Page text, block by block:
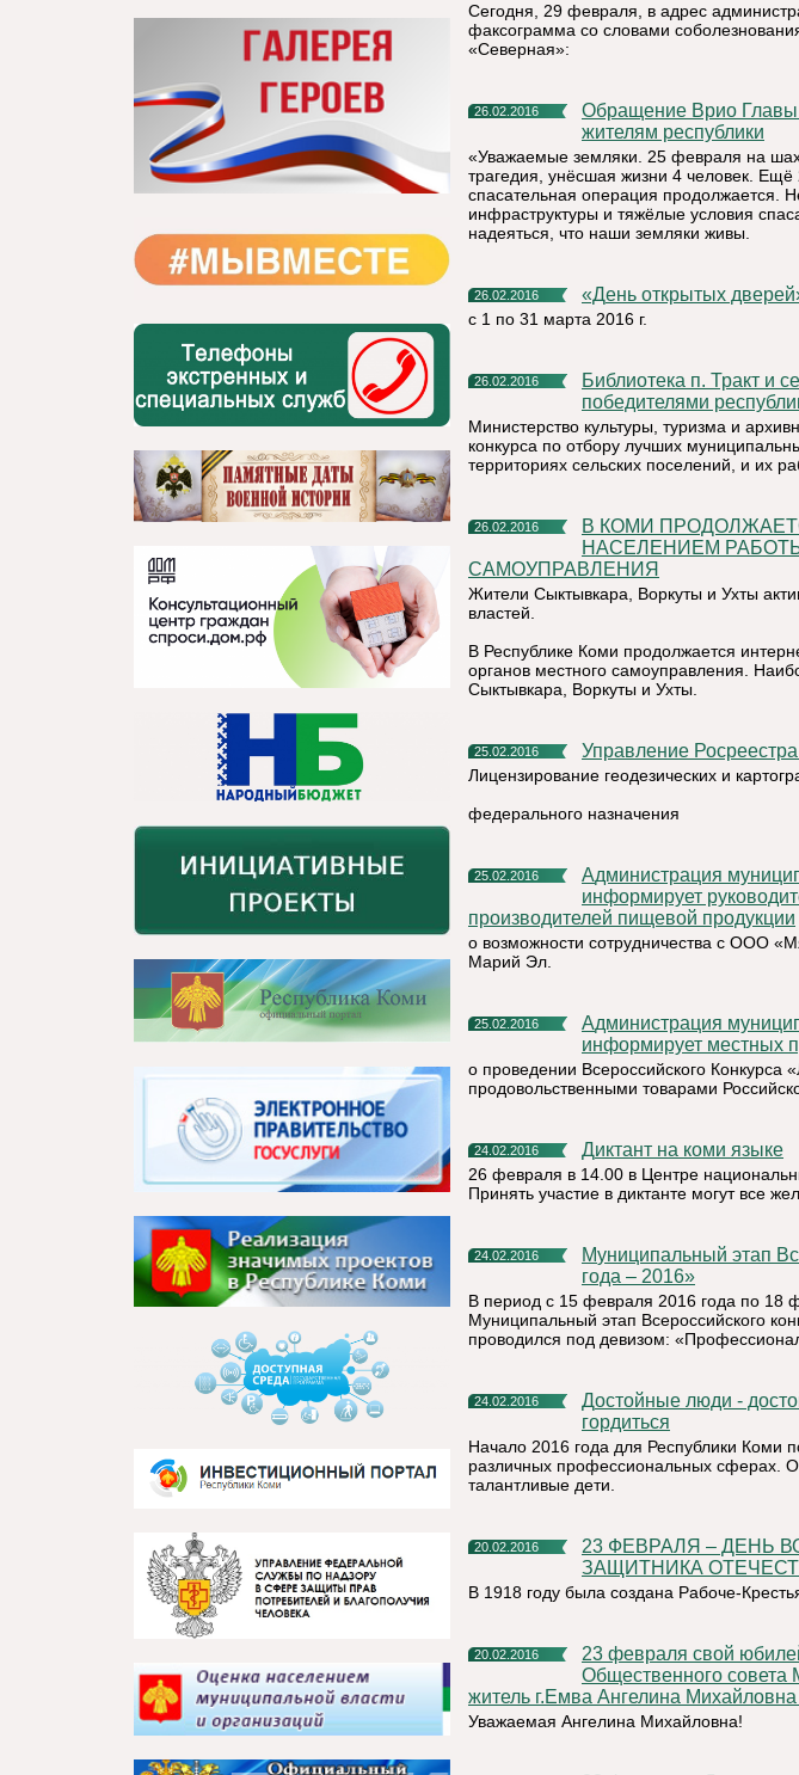
Сегодня, 29 февраля, в адрес
факсограмма со словами
«Северная»:
26.02.2016
Обращение Врио Главы Республики Коми Сергея Гапликова к
жителям республики
«Уважаемые земляки. 25 февраля на
трагедия, унёсшая жизни 4 человек. Ещё
спасательная операция продолжается.
инфраструктуры и тяжёлые условия
надеяться, что наши земляки живы.
26.02.2016 «День открытых
с 1 по 31 марта 2016 г.
26.02.2016
Библиотека п. Тракт и сельский клуб п. Ляли стали
победителями
Министерство культуры, туризма и
конкурса по отбору лучших
территориях сельских поселений, и их
26.02.2016
В КОМИ ПРОДОЛЖАЕТСЯ ИНТЕРНЕТ-ОПРОС ПО ОЦЕНКЕ
НАСЕЛЕНИЕМ
САМОУПРАВЛЕНИЯ
Жители Сыктывкара, Воркуты и Ухты
властей.
В Республике Коми продолжается
органов местного самоуправления.
Сыктывкара, Воркуты и Ухты.
25.02.2016 Управление
Лицензирование геодезических и
федерального назначения
25.02.2016
Администрация муниципального района «Княжпогостский»
информирует
производителей пищевой продукции
о возможности сотрудничества с ООО
Марий Эл.
25.02.2016
Администрация муниципального района «Княжпогостский»
информирует местных
о проведении Всероссийского Конкурса
продовольственными товарами
24.02.2016 Диктант на коми языке
26 февраля в 14.00 в Центре
Принять участие в диктанте могут все
24.02.2016
Муниципальный этап Всероссийского конкурса «Воспитатель
года – 2016»
В период с 15 февраля 2016 года по 18
Муниципальный этап Всероссийского
проводился под девизом:
24.02.2016
Достойные люди - достойные награды: республике есть кем
гордиться
Начало 2016 года для Республики Коми
различных профессиональных сферах.
талантливые дети.
20.02.2016
23 ФЕВРАЛЯ – ДЕНЬ ВОИНСКОЙ СЛАВЫ РОССИИ – ДЕНЬ
ЗАЩИТНИКА
В 1918 году была создана Рабоче-
20.02.2016
23 февраля свой юбилей - 75-летие отмечает председатель
Общественного совета
житель г.Емва Ангелина
Уважаемая Ангелина Михайловна!